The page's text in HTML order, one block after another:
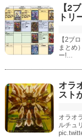
【2
トリ
【2ブ
まとめ
ー!...
オラ
スト
オラオ
ルチュ